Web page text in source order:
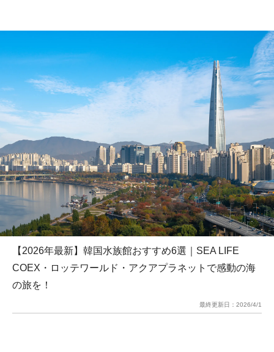
【2026年最新】韓国水族館おすすめ6選｜SEA LIFE
COEX・ロッテワールド・アクアプラネットで感動の海
の旅を！
最終更新日： 2026/4/1